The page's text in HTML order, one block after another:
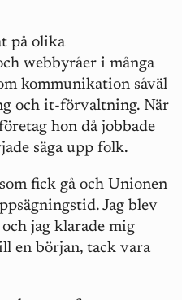
på olika
webbyråer i många
kommunikation såväl
och it-förvaltning. När
hon då jobbade
säga upp folk.
fick gå och Unionen
Jag blev
jag klarade mig
en början, tack vara